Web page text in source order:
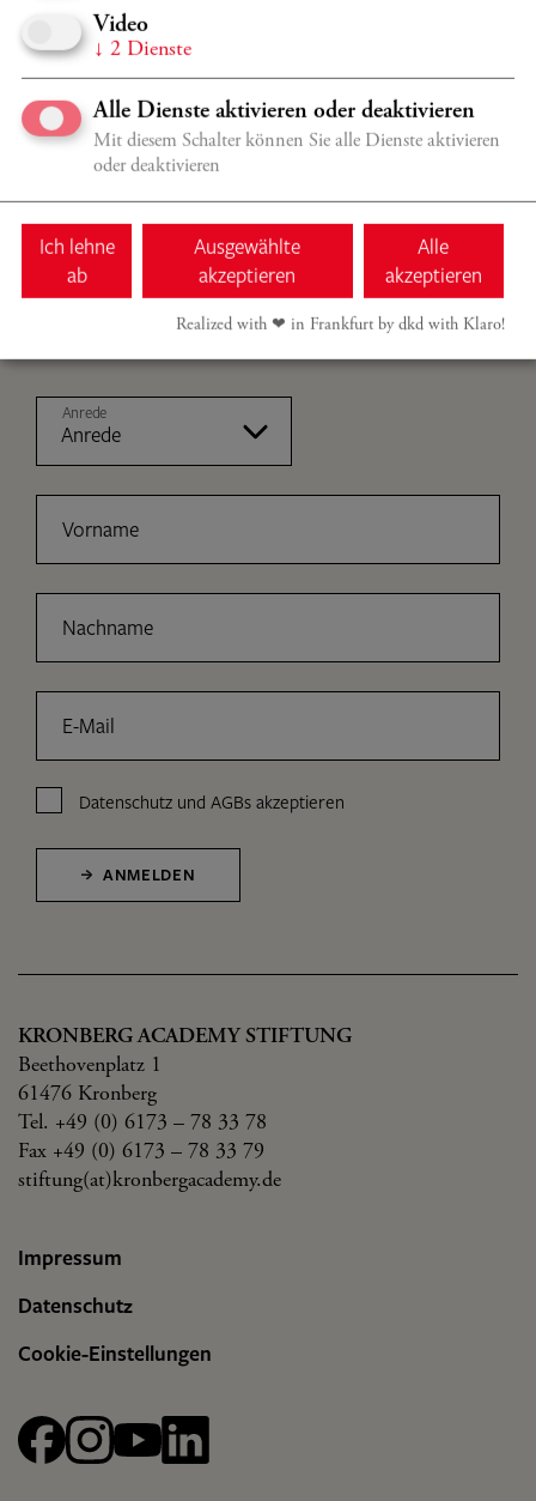
Bleiben Sie auf dem
Laufenden!
Verpassen Sie nichts, melden Sie sich direkt zum Newsletter
der Kronberg Academy an und folgen Sie uns auf Social
Anrede
Vorname
Nachname
E-Mail
Datenschutz undAGBs akzeptieren
ANMELDEN
KRONBERG ACADEMY STIFTUNG
Beethovenplatz 1
61476 Kronberg
Tel. +49 (0) 6173 – 78 33 78
Fax +49 (0) 6173 – 78 33 79
stiftung(at)kronbergacademy.de
Impressum
Datenschutz
Cookie-Einstellungen
FacebookInstagramYouTubelinkedin
Video
↓ 2 Dienste
Alle Dienste aktivieren oder deaktivieren
Mit diesem Schalter können Sie alle Dienste aktivieren
oder deaktivieren
Ich lehne
ab
Ausgewählte
akzeptieren
Alle
akzeptieren
Realized with ❤︎ in Frankfurt by dkd with Klaro!